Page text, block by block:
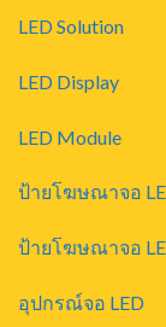
LED Solution
LED Display
LED Module
ป้ายโฆษณาจอ
ป้ายโฆษณาจอ
อุปกรณ์จอ LED